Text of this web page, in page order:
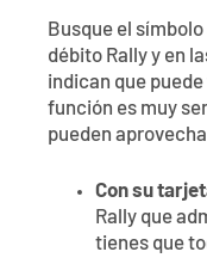
Busque el
débito Rally y en
indican que
función es muy
pueden
Con su
Rally que
tienes que